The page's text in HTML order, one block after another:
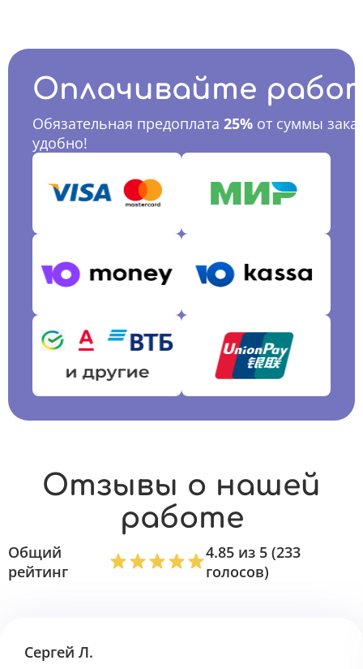
Оплачивайте
Обязательная предоплата 25% от суммы
удобно!
Отзывы о нашей
работе
Общий
рейтинг
4.85 из 5 (233
голосов)
Сергей Л.